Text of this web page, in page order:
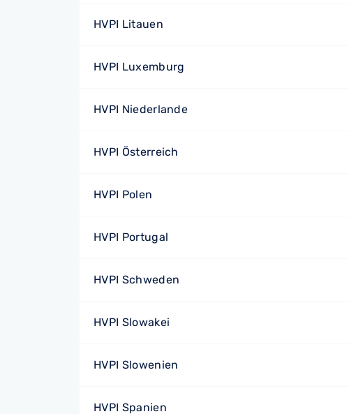
HVPI Litauen
HVPI Luxemburg
HVPI Niederlande
HVPI Österreich
HVPI Polen
HVPI Portugal
HVPI Schweden
HVPI Slowakei
HVPI Slowenien
HVPI Spanien